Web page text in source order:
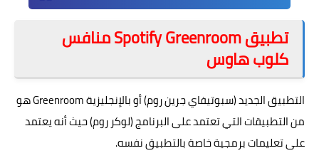
تطبيق Spotify Greenroom منافس
كلوب هاوس
التطبيق الجديد (سبوتيفاي جرين روم) أو بالإنجليزية Greenroom هو
من التطبيقات التي تعتمد على البرنامج (لوكر روم) حيث أنه يعتمد
على تعليمات برمجية خاصة بالتطبيق نفسه.